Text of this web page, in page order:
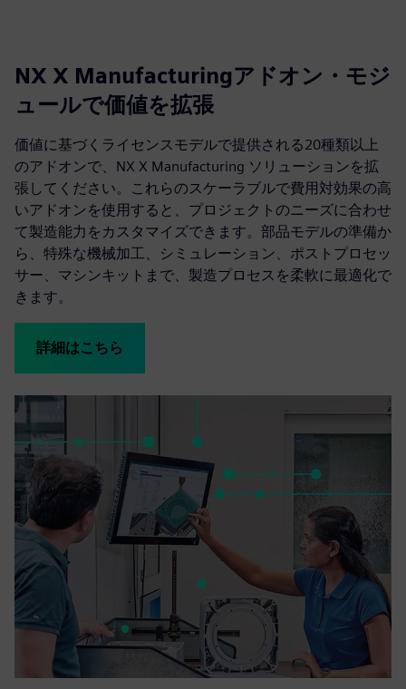
NX X Manufacturingアドオン・モジ
ュールで価値を拡張
価値に基づくライセンスモデルで提供される20種類以上
のアドオンで、NX X Manufacturing ソリューションを拡
張してください。これらのスケーラブルで費用対効果の高
いアドオンを使用すると、プロジェクトのニーズに合わせ
て製造能力をカスタマイズできます。部品モデルの準備か
ら、特殊な機械加工、シミュレーション、ポストプロセッ
サー、マシンキットまで、製造プロセスを柔軟に最適化で
きます。
詳細はこちら